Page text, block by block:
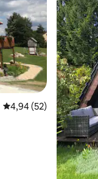
4,94 av 5 i
4,94 (52)